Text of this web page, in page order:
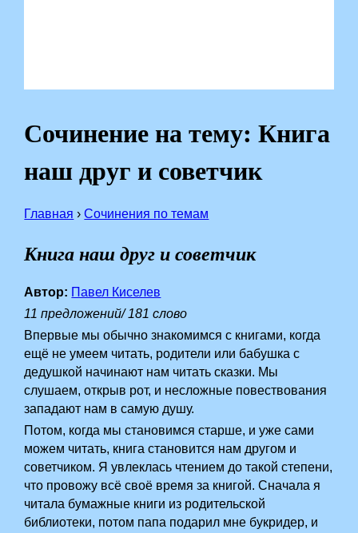
Сочинение на тему: Книга
наш друг и советчик
Главная › Сочинения по темам
Книга наш друг и советчик
Автор: Павел Киселев
11 предложений/ 181 слово
Впервые мы обычно знакомимся с книгами, когда
ещё не умеем читать, родители или бабушка с
дедушкой начинают нам читать сказки. Мы
слушаем, открыв рот, и несложные повествования
западают нам в самую душу.
Потом, когда мы становимся старше, и уже сами
можем читать, книга становится нам другом и
советчиком. Я увлеклась чтением до такой степени,
что провожу всё своё время за книгой. Сначала я
читала бумажные книги из родительской
библиотеки, потом папа подарил мне букридер, и